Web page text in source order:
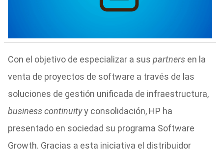
Con el objetivo de especializar a sus partnersen la
venta de proyectos de software a través de las
soluciones de gestión unificada de infraestructura,
business continuityy consolidación, HP ha
presentado en sociedad su programa Software
Growth. Gracias a esta iniciativa el distribuidor